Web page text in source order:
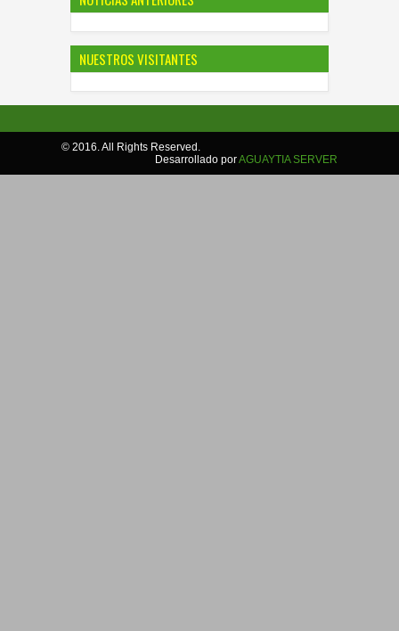
NUESTROS VISITANTES
© 2016. All Rights Reserved.
Desarrollado porAGUAYTIA SERVER